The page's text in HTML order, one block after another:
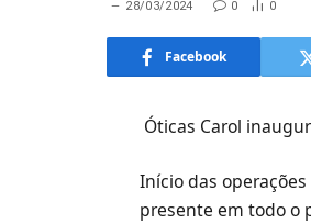
28/03/2024 0 0
Facebook
Óticas Carol
Início das
presente em todo o